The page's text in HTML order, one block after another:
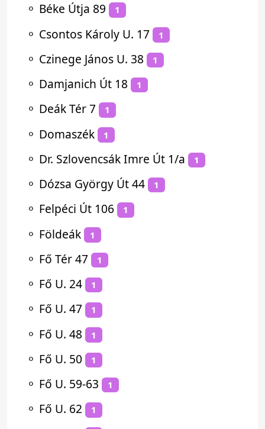
⚬ Béke Útja 89 1
⚬ Csontos Károly U. 17 1
⚬ Czinege János U. 38 1
⚬ Damjanich Út 18 1
⚬ Deák Tér 7 1
⚬ Domaszék 1
⚬ Dr. Szlovencsák Imre Út 1/a 1
⚬ Dózsa György Út 44 1
⚬ Felpéci Út 106 1
⚬ Földeák 1
⚬ Fő Tér 47 1
⚬ Fő U. 24 1
⚬ Fő U. 47 1
⚬ Fő U. 48 1
⚬ Fő U. 50 1
⚬ Fő U. 59-63 1
⚬ Fő U. 62 1